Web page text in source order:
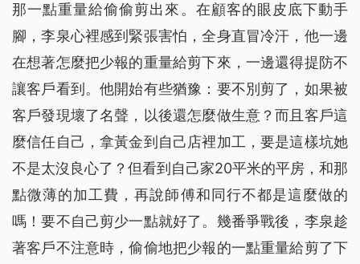
那一點重量給偷偷剪出來。在顧客的眼皮底下動手
腳，李泉心裡感到緊張害怕，全身直冒冷汗，他一邊
在想著怎麼把少報的重量給剪下來，一邊還得提防不
讓客戶看到。他開始有些猶豫：要不別剪了，如果被
客戶發現壞了名聲，以後還怎麼做生意？而且客戶這
麼信任自己，拿黃金到自己店裡加工，要是這樣坑她
不是太沒良心了？但看到自己家20平米的平房，和那
點微薄的加工費，再說師傅和同行不都是這麼做的
嗎！要不自己剪少一點就好了。幾番爭戰後，李泉趁
著客戶不注意時，偷偷地把少報的一點重量給剪了下